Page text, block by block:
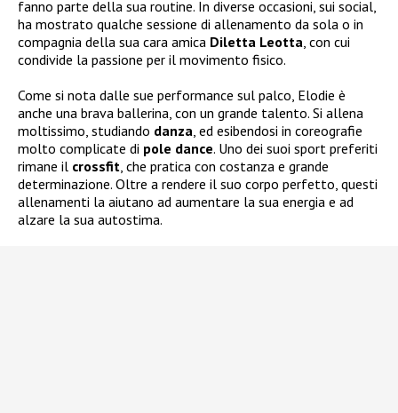
fanno parte della sua routine. In diverse occasioni, sui social,
ha mostrato qualche sessione di allenamento da sola o in
compagnia della sua cara amica Diletta Leotta, con cui
condivide la passione per il movimento fisico.
Come si nota dalle sue performance sul palco, Elodie è
anche una brava ballerina, con un grande talento. Si allena
moltissimo, studiando danza, ed esibendosi in coreografie
molto complicate di pole dance. Uno dei suoi sport preferiti
rimane il crossfit, che pratica con costanza e grande
determinazione. Oltre a rendere il suo corpo perfetto, questi
allenamenti la aiutano ad aumentare la sua energia e ad
alzare la sua autostima.